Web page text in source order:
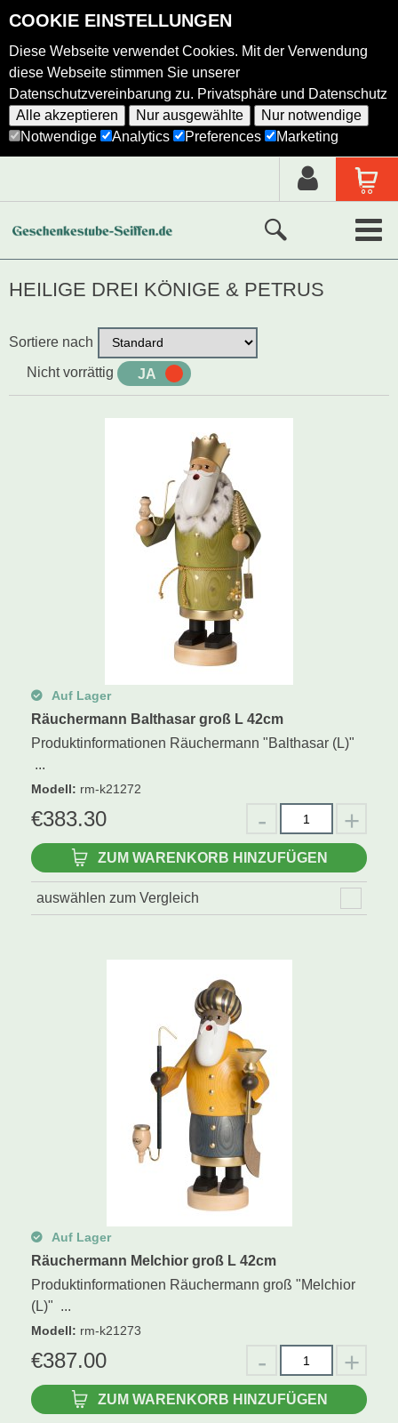
COOKIE EINSTELLUNGEN
Diese Webseite verwendet Cookies. Mit der Verwendung
diese Webseite stimmen Sie unserer
Datenschutzvereinbarung zu. Privatsphäre und Datenschutz
Alle akzeptieren
Nur ausgewählte
Nur notwendige
Notwendige
Analytics Preferences Marketing
Alle Produkte
Holzkunst nach Hersteller
HEILIGE DREI KÖNIGE & PETRUS
Sortiere nach
Nicht vorrättig JA
Auf Lager
Räuchermann Balthasar groß L 42cm
Produktinformationen Räuchermann "Balthasar (L)"
...
Modell: rm-k21272
€383.30
ZUM WARENKORB HINZUFÜGEN
auswählen zum Vergleich
Auf Lager
Räuchermann Melchior groß L 42cm
Produktinformationen Räuchermann groß "Melchior
(L)" ...
Modell: rm-k21273
€387.00
ZUM WARENKORB HINZUFÜGEN